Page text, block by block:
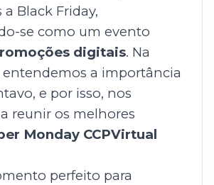
Black Friday,
se como um evento
digitais. Na
entendemos a importância
e por isso, nos
reunir os melhores
Monday CCPVirtual
perfeito para